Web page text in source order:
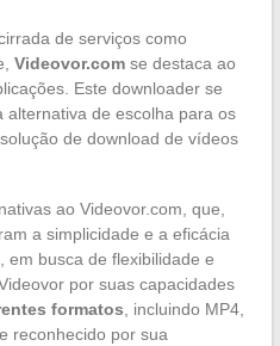
de serviços como
Videovor.comse destaca ao
Este downloader se
alternativa de escolha para os
de download de vídeos
ao Videovor.com, que,
a simplicidade e a eficácia
em busca de flexibilidade e
por suas capacidades
formatos, incluindo MP4,
reconhecido por sua